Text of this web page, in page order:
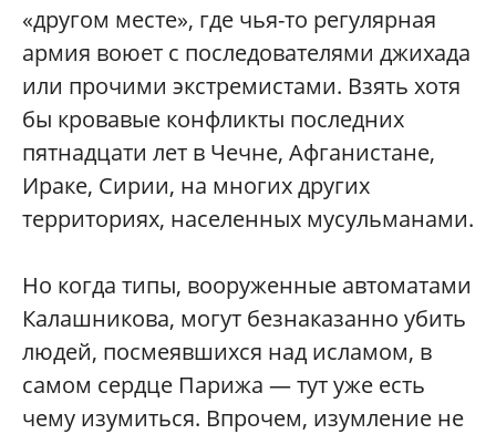
«другом месте», где чья-то регулярная
армия воюет с последователями джихада
или прочими экстремистами. Взять хотя
бы кровавые конфликты последних
пятнадцати лет в Чечне, Афганистане,
Ираке, Сирии, на многих других
территориях, населенных мусульманами.
Но когда типы, вооруженные автоматами
Калашникова, могут безнаказанно убить
людей, посмеявшихся над исламом, в
самом сердце Парижа — тут уже есть
чему изумиться. Впрочем, изумление не